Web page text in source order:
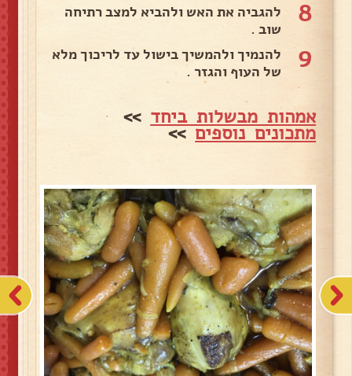
8
להגביה את האש ולהביא למצב רתיחה
שוב .
9
להנמיך ולהמשיך בישול עד לריכוך מלא
של העוף והגזר .
אמהות מבשלות ביחד >>
מתכונים נוספים>>